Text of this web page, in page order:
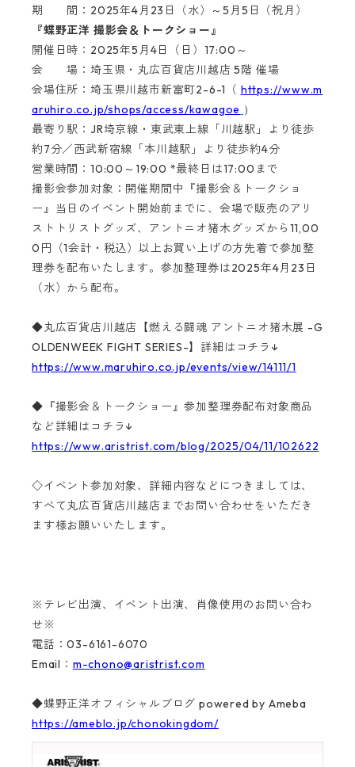
期 間：2025年4月23日（水）～5月5日（祝月）
『蝶野正洋 撮影会＆トークショー』
開催日時：2025年5月4日（日）17:00～
会 場：埼玉県・丸広百貨店川越店 5階 催場
会場住所： 埼玉県川越市新富町2-6-1（ https://www.m
aruhiro.co.jp/shops/access/kawagoe ）
最寄り駅：JR埼京線・東武東上線「川越駅」より徒歩
約7分／西武新宿線「本川越駅」より徒歩約4分
営業時間：10:00～19:00 *最終日は17:00まで
撮影会参加対象：開催期間中『撮影会＆トークショ
ー』当日のイベント開始前までに、会場で販売のアリ
ストトリストグッズ、アントニオ猪木グッズから11,00
0円（1会計・税込）以上お買い上げの方先着で参加整
理券を配布いたします。参加整理券は2025年4月23日
（水）から配布。
◆丸広百貨店川越店【燃える闘魂 アントニオ猪木展 -G
OLDENWEEK FIGHT SERIES-】詳細はコチラ↓
https://www.maruhiro.co.jp/events/view/14111/1
◆『撮影会＆トークショー』参加整理券配布対象商品
など詳細はコチラ↓
https://www.aristrist.com/blog/2025/04/11/102622
◇イベント参加対象、詳細内容などにつきましては、
すべて丸広百貨店川越店までお問い合わせをいただき
ます様お願いいたします。
※テレビ出演、イベント出演、肖像使用のお問い合わ
せ※
電話：03-6161-6070
Email： m-chono@aristrist.com
◆蝶野正洋オフィシャルブログ powered by Ameba
https://ameblo.jp/chonokingdom/